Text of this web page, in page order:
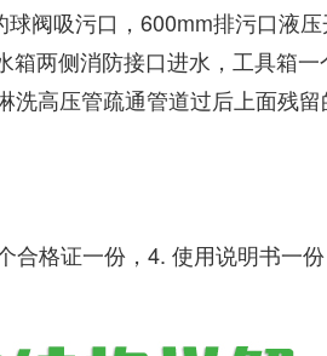
阀吸污口，600mm排污口液
两侧消防接口进水，工具箱
高压管疏通管道过后上面残
格证一份，4. 使用说明书一